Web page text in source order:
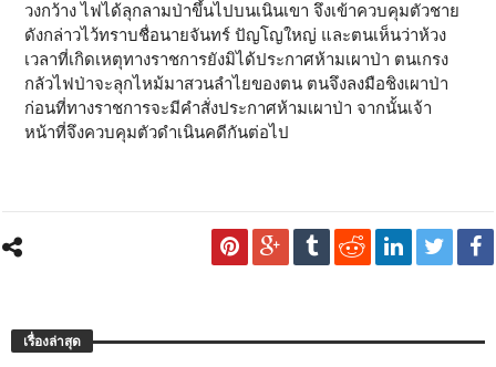
วงกว้าง ไฟได้ลุกลามป่าขึ้นไปบนเนินเขา จึงเข้าควบคุมตัวชาย
ดังกล่าวไว้ทราบชื่อนายจันทร์ ปัญโญใหญ่ และตนเห็นว่าห้วง
เวลาที่เกิดเหตุทางราชการยังมิได้ประกาศห้ามเผาป่า ตนเกรง
กลัวไฟป่าจะลุกไหม้มาสวนลำไยของตน ตนจึงลงมือชิงเผาป่า
ก่อนที่ทางราชการจะมีคำสั่งประกาศห้ามเผาป่า จากนั้นเจ้า
หน้าที่จึงควบคุมตัวดำเนินคดีกันต่อไป
เรื่องล่าสุด